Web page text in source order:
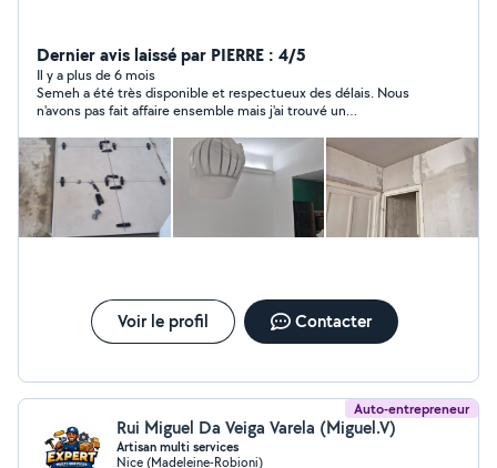
Dernier avis laissé par PIERRE : 4/5
Il y a plus de 6 mois
Semeh a été très disponible et respectueux des délais. Nous
n'avons pas fait affaire ensemble mais j'ai trouvé un
situation.
Voir le profil Contacter
Auto-entrepreneur
Rui Miguel Da Veiga Varela (Miguel.V)
Artisan multi services
Nice (Madeleine-Robioni)